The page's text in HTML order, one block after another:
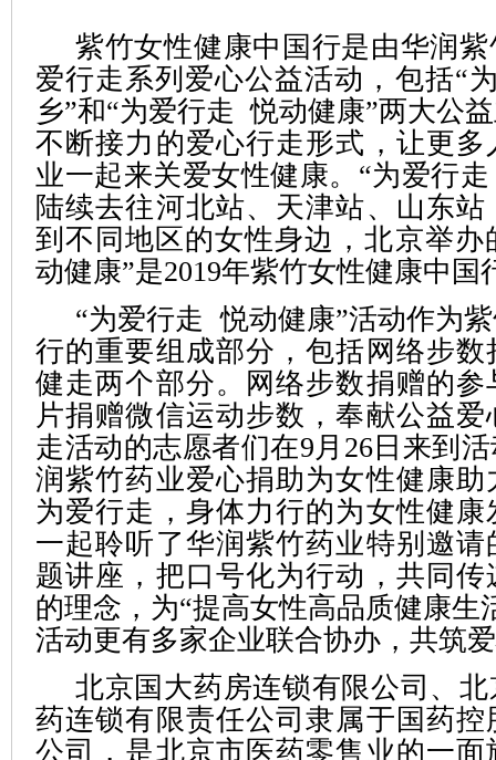
紫竹女性健康中国行是由华润
爱行走系列爱心公益活动，包括“
乡”和“为爱行走 悦动健康”两大公
不断接力的爱心行走形式，让更多
业一起来关爱女性健康。“为爱行
陆续去往河北站、天津站、山东
到不同地区的女性身边，北京举
动健康”是2019年紫竹女性健康中国
“为爱行走 悦动健康”活动作为
行的重要组成部分，包括网络步数
健走两个部分。网络步数捐赠的参
片捐赠微信运动步数，奉献公益
走活动的志愿者们在9月26日来到
润紫竹药业爱心捐助为女性健康助
为爱行走，身体力行的为女性健
一起聆听了华润紫竹药业特别邀
题讲座，把口号化为行动，共同
的理念，为“提高女性高品质健康生
活动更有多家企业联合协办，共筑
北京国大药房连锁有限公司、
药连锁有限责任公司隶属于国药控
公司，是北京市医药零售业的一面